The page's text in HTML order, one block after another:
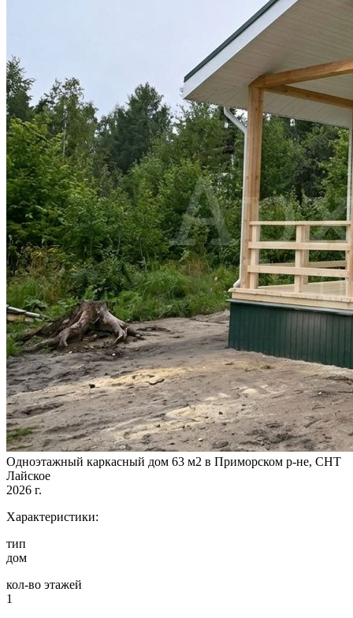
Одноэтажный каркасный дом 63 м2 в Приморском р-не, СНТ
Лайское
2026 г.
Характеристики:
тип
дом
кол-во этажей
1